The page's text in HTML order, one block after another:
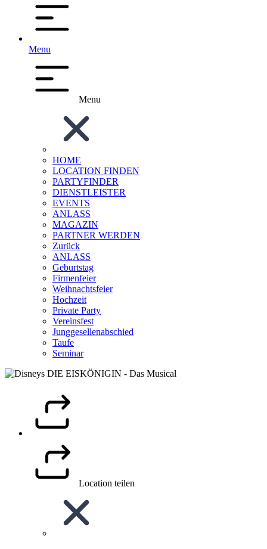
Menu
Menu
HOME
LOCATION FINDEN
PARTYFINDER
DIENSTLEISTER
EVENTS
ANLASS
MAGAZIN
PARTNER WERDEN
Zurück
ANLASS
Geburtstag
Firmenfeier
Weihnachtsfeier
Hochzeit
Private Party
Vereinsfest
Junggesellenabschied
Taufe
Seminar
Location teilen